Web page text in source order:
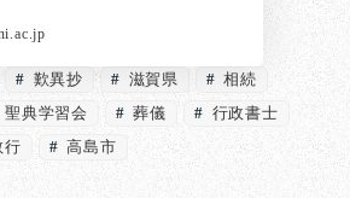
歎異抄 滋賀県
相続
聖典学習会 葬儀
行政書士
行 高島市